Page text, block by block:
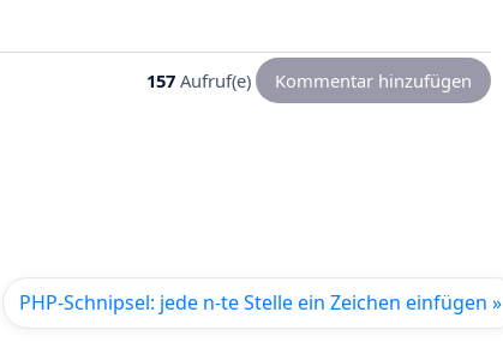
157 Aufruf(e) Kommentar hinzufügen
PHP-Schnipsel: jede n-te Stelle ein Zeichen einfügen »